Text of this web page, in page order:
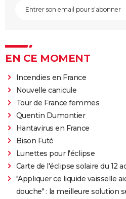
EN CE MOMENT
Incendies en France
Nouvelle canicule
Tour de France femmes
Quentin Dumontier
Hantavirus en France
Bison Futé
Lunettes pour l'éclipse
Carte de l'éclipse solaire du 12
"Appliquer ce liquide vaisselle
douche" : la meilleure solution